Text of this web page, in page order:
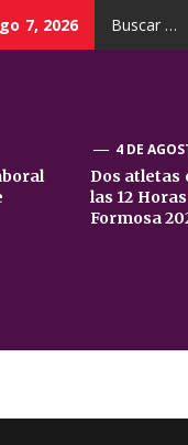
7, 2026
4 DE
Dos atletas
las 12
Formosa